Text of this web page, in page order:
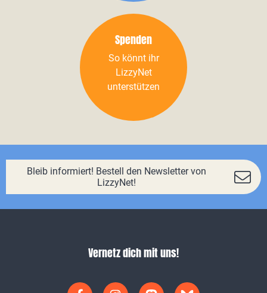
Spenden
So könnt ihr
LizzyNet
unterstützen
Bleib informiert! Bestell den Newsletter von
LizzyNet!
Vernetz dich mit uns!